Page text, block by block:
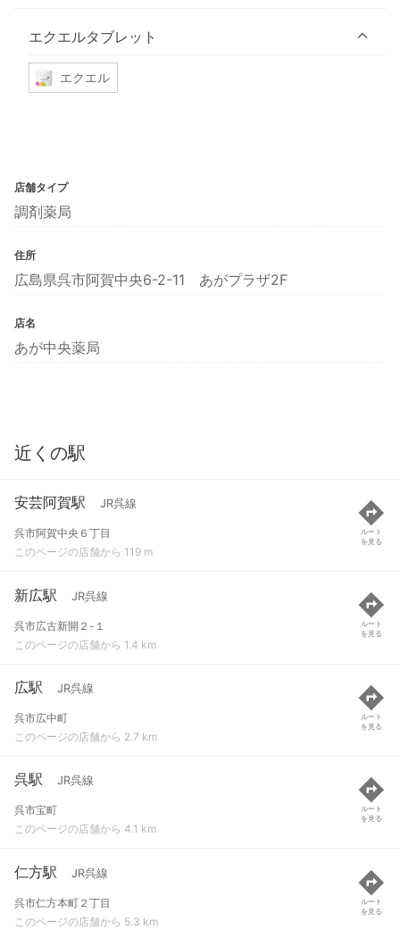
エクエルタブレット
エクエル
店舗タイプ
調剤薬局
住所
広島県呉市阿賀中央6-2-11 あがプラザ2F
店名
あが中央薬局
近くの駅
安芸阿賀駅 JR呉線
呉市阿賀中央６丁目
このページの店舗から 119 m
ルート
を見る
新広駅 JR呉線
呉市広古新開２-１
このページの店舗から 1.4 km
ルート
を見る
広駅 JR呉線
呉市広中町
このページの店舗から 2.7 km
ルート
を見る
呉駅 JR呉線
呉市宝町
このページの店舗から 4.1 km
ルート
を見る
仁方駅 JR呉線
呉市仁方本町２丁目
このページの店舗から 5.3 km
ルート
を見る